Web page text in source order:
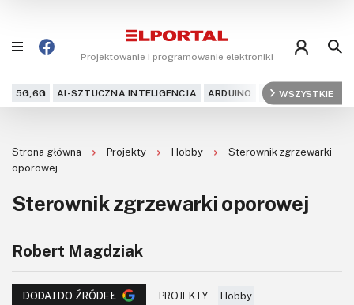
Projektowanie i programowanie elektroniki
5G,6G AI-SZTUCZNA INTELIGENCJA ARDUINO ARM AUDIO
WSZYSTKIE
Kursy
DIY+
Strona główna Projekty Hobby
Sterownik zgrzewarki
oporowej
Sterownik zgrzewarki oporowej
Robert Magdziak
DODAJ DO ŹRÓDEŁ PROJEKTY
Hobby